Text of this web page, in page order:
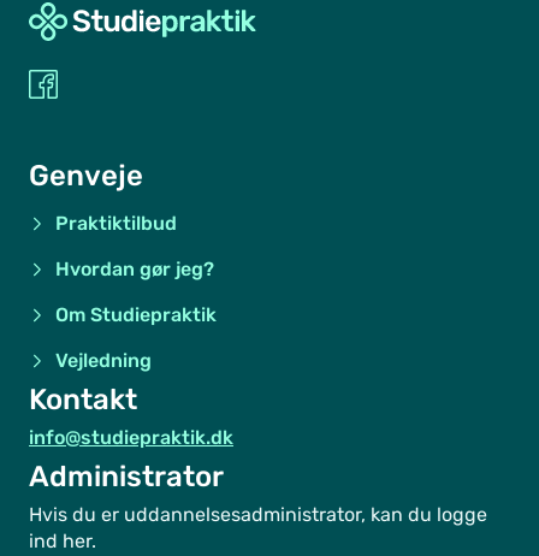
Genveje
Praktiktilbud
Hvordan gør jeg?
Om Studiepraktik
Vejledning
Kontakt
info@studiepraktik.dk
Administrator
Hvis du er uddannelsesadministrator, kan du logge
ind her.